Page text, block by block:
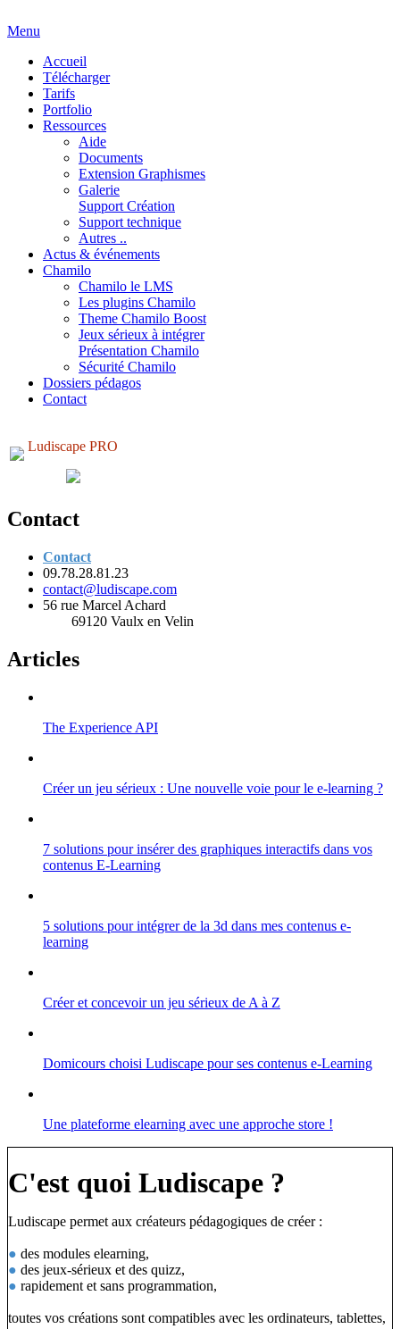
Menu
Accueil
Télécharger
Tarifs
Portfolio
Ressources
Aide
Documents
Extension Graphismes
Galerie
Support Création
Support technique
Autres ..
Actus & événements
Chamilo
Chamilo le LMS
Les plugins Chamilo
Theme Chamilo Boost
Jeux sérieux à intégrer
Présentation Chamilo
Sécurité Chamilo
Dossiers pédagos
Contact
Ludiscape PRO
Contact
Contact
09.78.28.81.23
contact@ludiscape.com
56 rue Marcel Achard
69120 Vaulx en Velin
Articles
The Experience API
Créer un jeu sérieux : Une nouvelle voie pour le e-learning ?
7 solutions pour insérer des graphiques interactifs dans vos
contenus E-Learning
5 solutions pour intégrer de la 3d dans mes contenus e-
learning
Créer et concevoir un jeu sérieux de A à Z
Domicours choisi Ludiscape pour ses contenus e-Learning
Une plateforme elearning avec une approche store !
C'est quoi Ludiscape ?
Ludiscape permet aux créateurs pédagogiques de créer :
● des modules elearning,
● des jeux-sérieux et des quizz,
● rapidement et sans programmation,
toutes vos créations sont compatibles avec les ordinateurs, tablettes,